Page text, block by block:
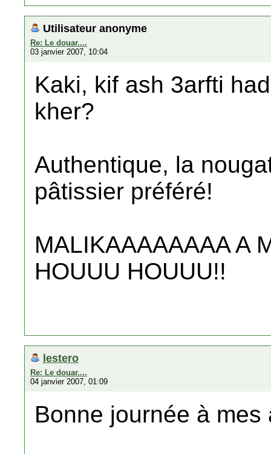
Utilisateur anonyme
Re: Le douar....
03 janvier 2007, 10:04
Kaki, kif ash 3arfti
kher?
Authentique, la
pâtissier préféré!
MALIKAAAAAAAA A
HOUUU HOUUU!!
lestero
Re: Le douar....
04 janvier 2007, 01:09
Bonne journée à mes